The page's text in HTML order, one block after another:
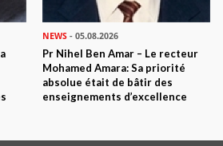
NEWS - 05.08.2026
Pr Nihel Ben Amar – Le recteur
Mohamed Amara: Sa priorité
absolue était de bâtir des
enseignements d’excellence